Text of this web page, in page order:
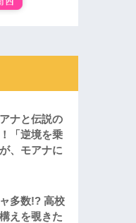
ナと伝説の
「逆境を乗
、モアナに
多数!? 高校
えを覗きた